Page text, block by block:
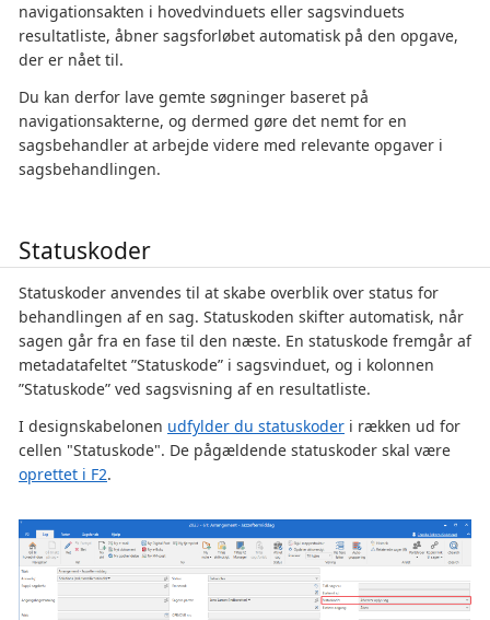
navigationsakten i hovedvinduets eller sagsvinduets
resultatliste, åbner sagsforløbet automatisk på den opgave,
der er nået til.
Du kan derfor lave gemte søgninger baseret på
navigationsakterne, og dermed gøre det nemt for en
sagsbehandler at arbejde videre med relevante opgaver i
sagsbehandlingen.
Statuskoder
Statuskoder anvendes til at skabe overblik over status for
behandlingen af en sag. Statuskoden skifter automatisk, når
sagen går fra en fase til den næste. En statuskode fremgår af
metadatafeltet ”Statuskode” i sagsvinduet, og i kolonnen
”Statuskode” ved sagsvisning af en resultatliste.
I designskabelonen udfylder du statuskoder i rækken ud for
cellen "Statuskode". De pågældende statuskoder skal være
oprettet i F2.